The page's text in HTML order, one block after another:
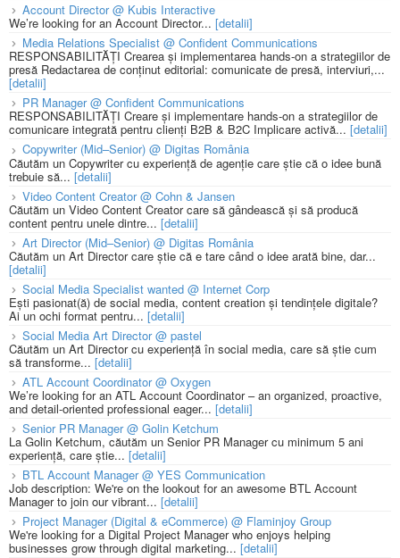
Account Director @ Kubis Interactive
We’re looking for an Account Director... [detalii]
Media Relations Specialist @ Confident Communications
RESPONSABILITĂȚI Crearea și implementarea hands-on a strategiilor de
presă Redactarea de conținut editorial: comunicate de presă, interviuri,...
[detalii]
PR Manager @ Confident Communications
RESPONSABILITĂȚI Creare și implementare hands-on a strategiilor de
comunicare integrată pentru clienți B2B & B2C Implicare activă... [detalii]
Copywriter (Mid–Senior) @ Digitas România
Căutăm un Copywriter cu experiență de agenție care știe că o idee bună
trebuie să... [detalii]
Video Content Creator @ Cohn & Jansen
Căutăm un Video Content Creator care să gândească și să producă
content pentru unele dintre... [detalii]
Art Director (Mid–Senior) @ Digitas România
Căutăm un Art Director care știe că e tare când o idee arată bine, dar...
[detalii]
Social Media Specialist wanted @ Internet Corp
Ești pasionat(ă) de social media, content creation și tendințele digitale?
Ai un ochi format pentru... [detalii]
Social Media Art Director @ pastel
Căutăm un Art Director cu experiență în social media, care să știe cum
să transforme... [detalii]
ATL Account Coordinator @ Oxygen
We’re looking for an ATL Account Coordinator – an organized, proactive,
and detail-oriented professional eager... [detalii]
Senior PR Manager @ Golin Ketchum
La Golin Ketchum, căutăm un Senior PR Manager cu minimum 5 ani
experiență, care știe... [detalii]
BTL Account Manager @ YES Communication
Job description: We're on the lookout for an awesome BTL Account
Manager to join our vibrant... [detalii]
Project Manager (Digital & eCommerce) @ Flaminjoy Group
We're looking for a Digital Project Manager who enjoys helping
businesses grow through digital marketing... [detalii]